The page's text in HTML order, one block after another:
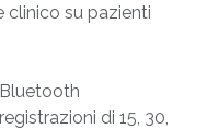
clinico su pazienti
di 15, 30,